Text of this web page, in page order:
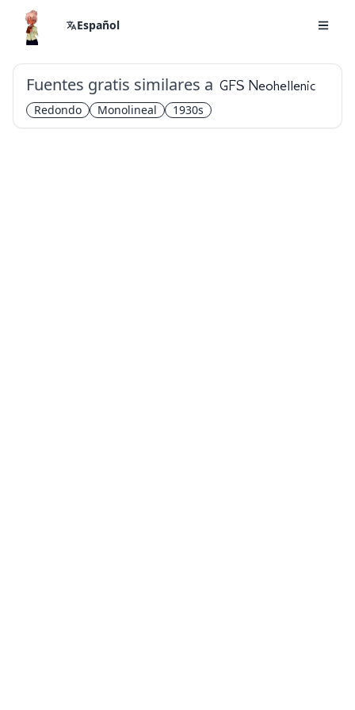
Español
Fuentes gratis similares a GFS Neohellenic
Redondo Monolineal 1930s